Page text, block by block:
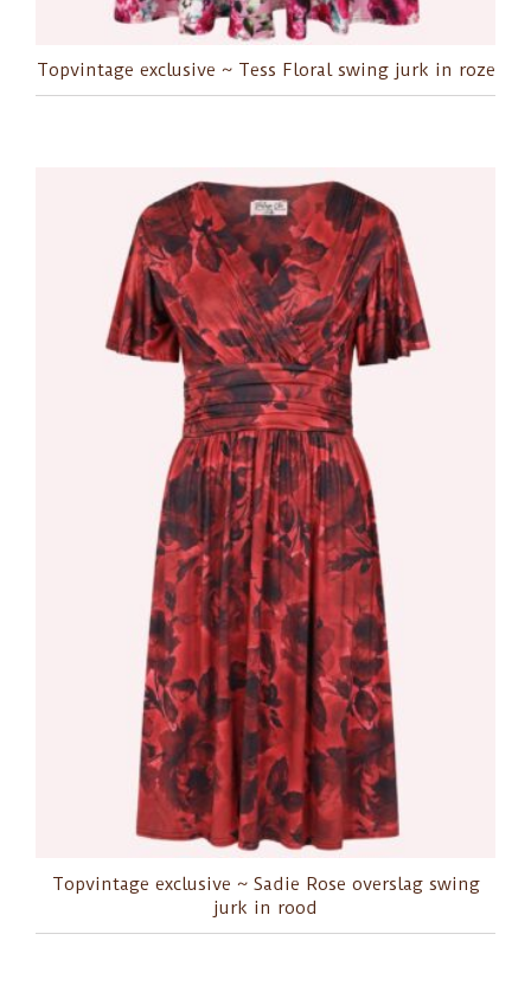
Topvintage exclusive ~ Tess Floral swing jurk in roze
Topvintage exclusive ~ Sadie Rose overslag swing
jurk in rood